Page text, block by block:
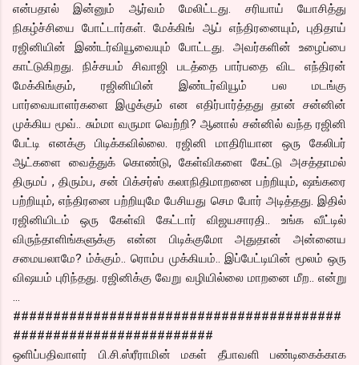
என்பதால் இன்னும் ஆர்வம் மேலிட்டது. சரியாய் யோசித்து
நிகழ்ச்சியை போட்டார்கள். மேக்கிங் ஆப் எந்திரனையும், புதிதாய்
ரஜினியின் இண்டர்வியூவையும் போட்டது. அவர்களின் உழைப்பை
காட்டுகிறது. நிச்சயம் சிவாஜி படத்தை பார்பதை விட எந்திரன்
மேக்கிங்கும், ரஜினியின் இண்டர்வியூம் பல மடங்கு
பார்வையாளர்களை இழுக்கும் என எதிர்பார்த்தது தான் சன்னின்
முக்கிய மூவ்.. சும்மா வருமா வெற்றி? ஆனால் சன்னில் வந்த ரஜினி
பேட்டி எனக்கு பிடிக்கவில்லை. ரஜினி மாதிரியான ஒரு கேலிபர்
ஆட்களை வைத்துக் கொண்டு, கேள்விகளை கேட்டு அசத்தாமல்
திருமப் , திரும்ப, சன் பிக்சர்ஸ் கலாநிதிமாறனை பற்றியும், ஷங்கரை
பற்றியும், எந்திரனை பற்றியுமே பேசியது செம போர் அடித்தது. இதில்
ரஜினியிடம் ஒரு கேள்வி கேட்டார் விஜயசாரதி.. உங்க வீட்டில்
விருந்தாளிங்களுக்கு என்ன பிடிக்குமோ அதுதான் அன்னைய
சமையலாமே? ம்க்கும்.. ரொம்ப முக்கியம்.. இப்பேட்டியின் மூலம் ஒரு
விஷயம் புரிந்தது. ரஜினிக்கு வேறு வழியில்லை மாறனை மீற.. என்று
#########################################
#########################
ஒளிப்பதிவாளர் பி.சி.ஸ்ரீராமின் மகள் தீபாவளி பண்டிகைக்காக